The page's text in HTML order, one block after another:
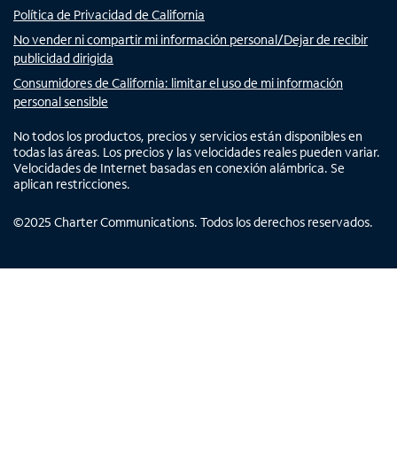
Política de Privacidad de California
No vender ni compartir mi información personal/Dejar de recibir
publicidad dirigida
Consumidores de California: limitar el uso de mi información
personal sensible
No todos los productos, precios y servicios están disponibles en
todas las áreas. Los precios y las velocidades reales pueden variar.
Velocidades de Internet basadas en conexión alámbrica. Se
aplican restricciones.
©2025 Charter Communications. Todos los derechos reservados.